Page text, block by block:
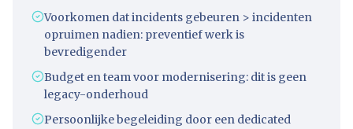
Voorkomen dat incidents gebeuren > incidenten
opruimen nadien: preventief werk is
bevredigender
Budget en team voor modernisering: dit is geen
legacy-onderhoud
Persoonlijke begeleiding door een dedicated